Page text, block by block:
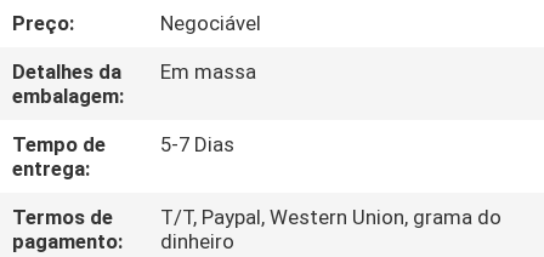
FÁBRICA
CONTROLE
DA
QUALIDADE
Preço:
Negociável
Detalhes da
embalagem:
Em massa
Tempo de
entrega:
5-7 Dias
Termos de
pagamento:
T/T, Paypal, Western Union, grama do
dinheiro